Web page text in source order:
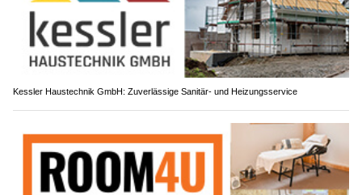
Kessler Haustechnik GmbH: Zuverlässige Sanitär- und Heizungsservice